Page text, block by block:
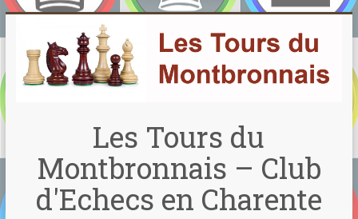
to
content
Les Tours du
Montbronnais – Club
d'Echecs en Charente